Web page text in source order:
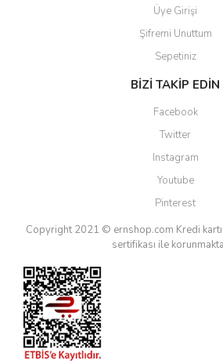
Üye Girişi
Şifremi Unuttum
Sepetiniz
BİZİ TAKİP EDİN
Facebook
Twitter
Instagram
Youtube
Pinterest
Copyright 2021 © ernshop.com Kredi
sertifikası ile